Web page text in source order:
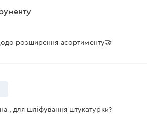
розширення асортименту🤝
, для шліфування штукатурки?